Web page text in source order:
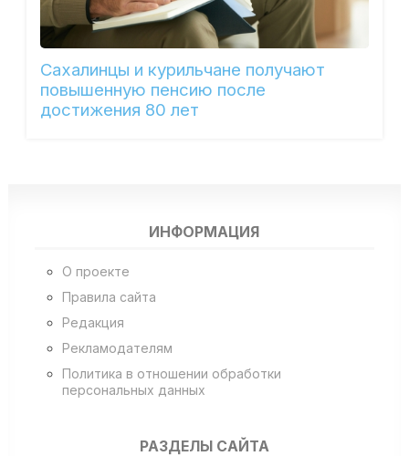
Сахалинцы и курильчане получают
повышенную пенсию после
достижения 80 лет
ИНФОРМАЦИЯ
О проекте
Правила сайта
Редакция
Рекламодателям
Политика в отношении обработки
персональных данных
РАЗДЕЛЫ САЙТА